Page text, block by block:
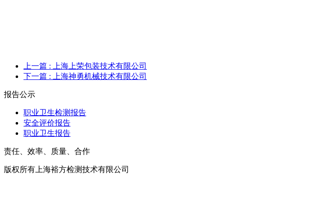
上一篇 : 上海上荣包装技术有限公司
下一篇 : 上海神勇机械技术有限公司
报告公示
职业卫生检测报告
安全评价报告
职业卫生报告
责任、效率、质量、合作
版权所有上海裕方检测技术有限公司